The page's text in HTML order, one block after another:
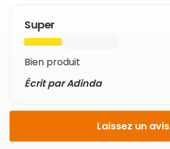
Super
Bien produit
Écrit par Adinda
Laissez un avis